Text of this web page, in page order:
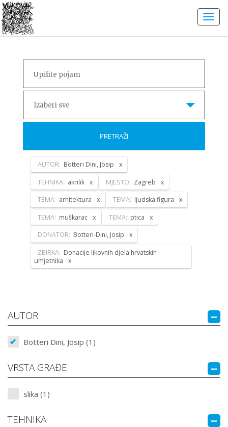
Izaberi sve
PRETRAŽI
AUTOR: Botteri Dini, Josip
TEHNIKA: akrilik MJESTO: Zagreb
TEMA: arhitektura TEMA: ljudska figura
TEMA: muškarac TEMA: ptica
DONATOR: Botteri-Dini, Josip
ZBIRKA: Donacije likovnih djela hrvatskih
umjetnika
AUTOR
Botteri Dini, Josip (1)
VRSTA GRAĐE
slika (1)
TEHNIKA